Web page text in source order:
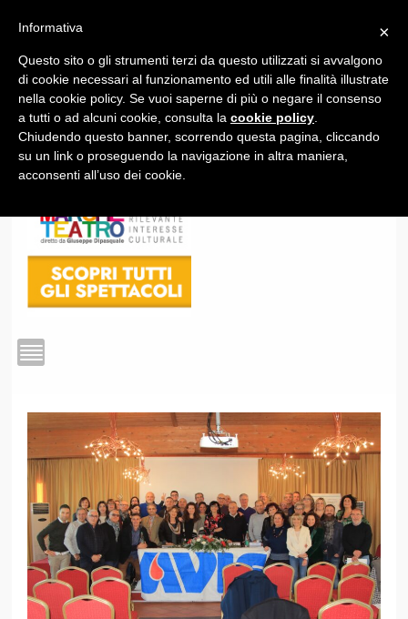
1
×
Informativa
Questo sito o gli strumenti terzi da questo utilizzati si avvalgono
di cookie necessari al funzionamento ed utili alle finalità illustrate
nella cookie policy. Se vuoi saperne di più o negare il consenso
a tutti o ad alcuni cookie, consulta la cookie policy
Chiudendo questo banner, scorrendo questa pagina, cliccando
su un link o proseguendo la navigazione in altra maniera,
acconsenti all’uso dei cookie.